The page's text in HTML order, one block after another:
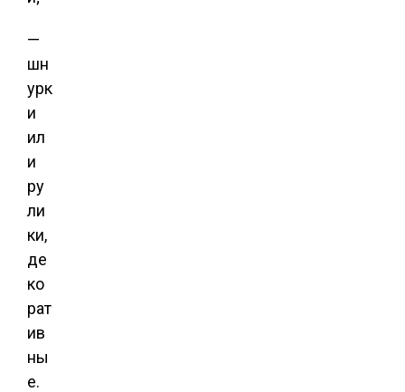
—
шн
урк
и
ил
и
ру
ли
ки,
де
ко
рат
ив
ны
е.